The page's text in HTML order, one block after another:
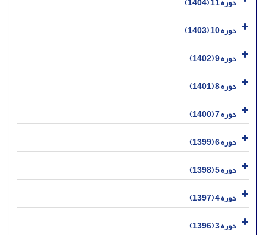
دوره 10 (1403)
دوره 9 (1402)
دوره 8 (1401)
دوره 7 (1400)
دوره 6 (1399)
دوره 5 (1398)
دوره 4 (1397)
دوره 3 (1396)